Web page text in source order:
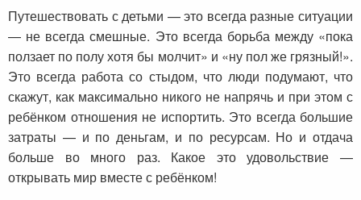
Путешествовать с детьми — это всегда разные ситуации
— не всегда смешные. Это всегда борьба между «пока
ползает по полу хотя бы молчит» и «ну пол же грязный!».
Это всегда работа со стыдом, что люди подумают, что
скажут, как максимально никого не напрячь и при этом с
ребёнком отношения не испортить. Это всегда большие
затраты — и по деньгам, и по ресурсам. Но и отдача
больше во много раз. Какое это удовольствие —
открывать мир вместе с ребёнком!